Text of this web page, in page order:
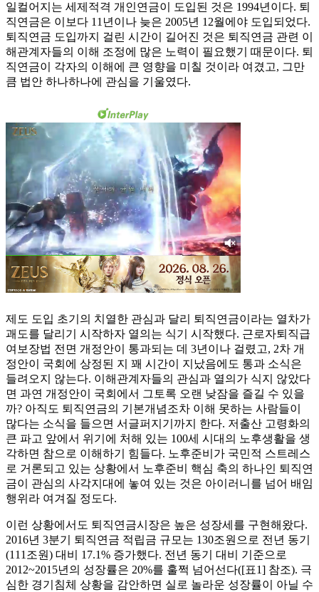
일컬어지는 세제적격 개인연금이 도입된 것은 1994년이다. 퇴
직연금은 이보다 11년이나 늦은 2005년 12월에야 도입되었다.
퇴직연금 도입까지 걸린 시간이 길어진 것은 퇴직연금 관련 이
해관계자들의 이해 조정에 많은 노력이 필요했기 때문이다. 퇴
직연금이 각자의 이해에 큰 영향을 미칠 것이라 여겼고, 그만
큼 법안 하나하나에 관심을 기울였다.
제도 도입 초기의 치열한 관심과 달리 퇴직연금이라는 열차가
괘도를 달리기 시작하자 열의는 식기 시작했다. 근로자퇴직급
여보장법 전면 개정안이 통과되는 데 3년이나 걸렸고, 2차 개
정안이 국회에 상정된 지 꽤 시간이 지났음에도 통과 소식은
들려오지 않는다. 이해관계자들의 관심과 열의가 식지 않았다
면 과연 개정안이 국회에서 그토록 오랜 낮잠을 즐길 수 있을
까? 아직도 퇴직연금의 기본개념조차 이해 못하는 사람들이
많다는 소식을 들으면 서글퍼지기까지 한다. 저출산 고령화의
큰 파고 앞에서 위기에 처해 있는 100세 시대의 노후생활을 생
각하면 참으로 이해하기 힘들다. 노후준비가 국민적 스트레스
로 거론되고 있는 상황에서 노후준비 핵심 축의 하나인 퇴직연
금이 관심의 사각지대에 놓여 있는 것은 아이러니를 넘어 배임
행위라 여겨질 정도다.
이런 상황에서도 퇴직연금시장은 높은 성장세를 구현해왔다.
2016년 3분기 퇴직연금 적립금 규모는 130조원으로 전년 동기
(111조원) 대비 17.1% 증가했다. 전년 동기 대비 기준으로
2012~2015년의 성장률은 20%를 훌쩍 넘어선다([표1] 참조). 극
심한 경기침체 상황을 감안하면 실로 놀라운 성장률이 아닐 수